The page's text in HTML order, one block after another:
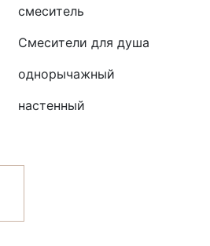
смеситель
Смесители для душа
однорычажный
настенный